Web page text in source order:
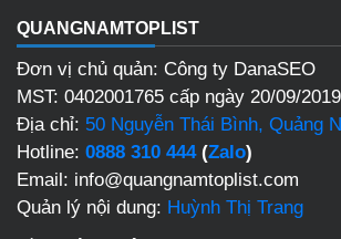
QUANGNAMTOPLIST
Đơn vị chủ quản: Công ty DanaSEO
MST: 0402001765 cấp ngày 20/09/2019
Địa chỉ: 50 Nguyễn Thái Bình, Quảng
Hotline: 0888 310 444(Zalo)
Email: info@quangnamtoplist.com
Quản lý nội dung: Huỳnh Thị Trang